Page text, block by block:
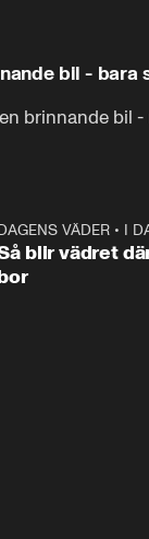
bil - bara
brinnande bil
VÄDER • I
blir vädret